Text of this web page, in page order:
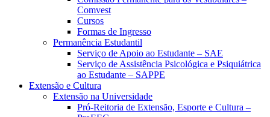
Comvest
Cursos
Formas de Ingresso
Permanência Estudantil
Serviço de Apoio ao Estudante – SAE
Serviço de Assistência Psicológica e Psiquiátrica
ao Estudante – SAPPE
Extensão e Cultura
Extensão na Universidade
Pró-Reitoria de Extensão, Esporte e Cultura –